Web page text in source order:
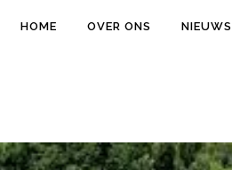
HOME OVER ONS NIEUWS